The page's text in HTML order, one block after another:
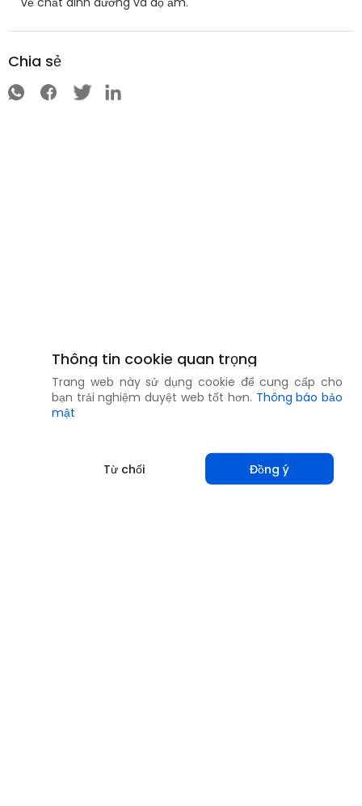
Chia sẻ
Thông tin cookie quan trọng
Trang web này sử dụng cookie để cung cấp cho
bạn trải nghiệm duyệt web tốt hơn. Thông báo bảo
mật
Từ chối Đồng ý